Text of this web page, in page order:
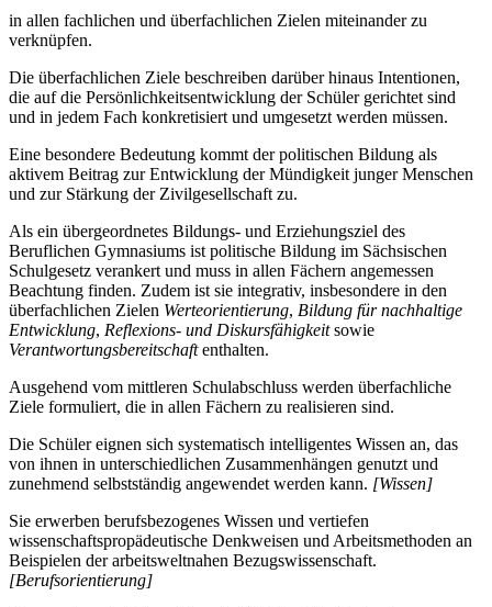
in allen fachlichen und überfachlichen Zielen miteinander zu
verknüpfen.
Die überfachlichen Ziele beschreiben darüber hinaus Intentionen,
die auf die Persönlichkeitsentwicklung der Schüler gerichtet sind
und in jedem Fach konkretisiert und umgesetzt werden müssen.
Eine besondere Bedeutung kommt der politischen Bildung als
aktivem Beitrag zur Entwicklung der Mündigkeit junger Menschen
und zur Stärkung der Zivilgesellschaft zu.
Als ein übergeordnetes Bildungs- und Erziehungsziel des
Beruflichen Gymnasiums ist politische Bildung im Sächsischen
Schulgesetz verankert und muss in allen Fächern angemessen
Beachtung finden. Zudem ist sie integrativ, insbesondere in den
überfachlichen Zielen Werteorientierung, Bildung für nachhaltige
Entwicklung, Reflexions- und Diskursfähigkeitsowie
Verantwortungsbereitschaftenthalten.
Ausgehend vom mittleren Schulabschluss werden überfachliche
Ziele formuliert, die in allen Fächern zu realisieren sind.
Die Schüler eignen sich systematisch intelligentes Wissen an, das
von ihnen in unterschiedlichen Zusammenhängen genutzt und
zunehmend selbstständig angewendet werden kann. [Wissen]
Sie erwerben berufsbezogenes Wissen und vertiefen
wissenschaftspropädeutische Denkweisen und Arbeitsmethoden an
Beispielen der arbeitsweltnahen Bezugswissenschaft.
[Berufsorientierung]